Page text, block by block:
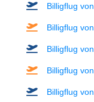
Billigflug von
Billigflug von
Billigflug von
Billigflug von
Billigflug von